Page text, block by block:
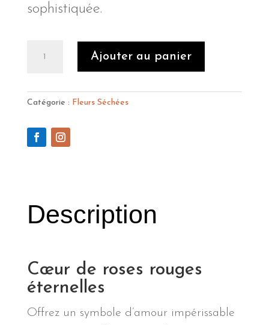
sophistiquée.
roses
éternelles
"Ecrin
Ajouter au panier
Catégorie : Fleurs Séchées
Description
Cœur de roses rouges
éternelles
Offrez un symbole d’amour impérissable